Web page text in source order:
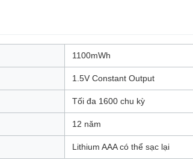
1100mWh
1.5V Constant Output
Tối đa 1600 chu kỳ
12 năm
Lithium AAA có thể sạc lại